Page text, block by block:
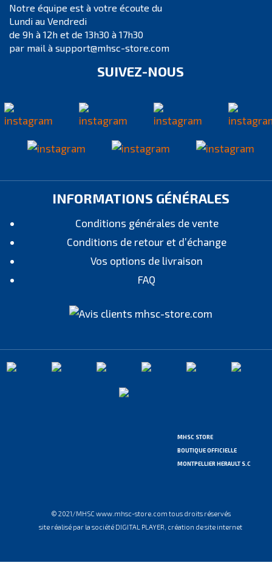
Notre équipe est à votre écoute du
Lundi au Vendredi
de 9h à 12h et de 13h30 à 17h30
par mail à support@mhsc-store.com
SUIVEZ-NOUS
INFORMATIONS GÉNÉRALES
Conditions générales de vente
Conditions de retour et d’échange
Vos options de livraison
FAQ
MHSC STORE
BOUTIQUE OFFICIELLE
MONTPELLIER HERAULT S.C
© 2021/MHSC www.mhsc-store.com tous droits réservés
site réalisé par la société DIGITAL PLAYER, création de site internet